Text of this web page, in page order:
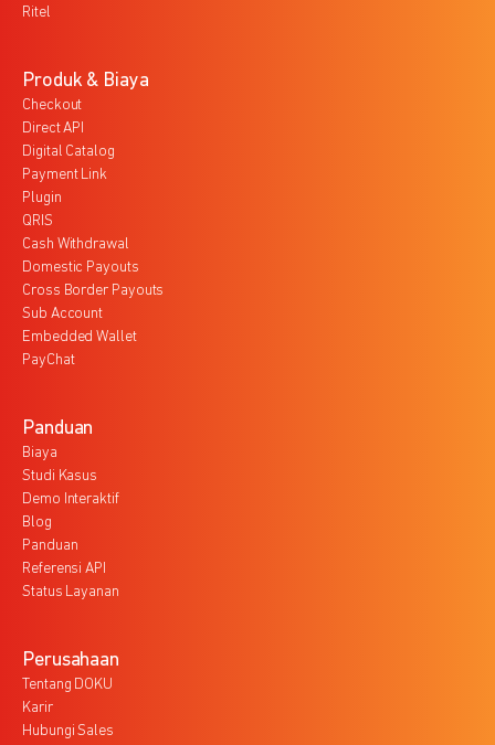
Ritel
Produk & Biaya
Checkout
Direct API
Digital Catalog
Payment Link
Plugin
QRIS
Cash Withdrawal
Domestic Payouts
Cross Border Payouts
Sub Account
Embedded Wallet
PayChat
Panduan
Biaya
Studi Kasus
Demo Interaktif
Blog
Panduan
Referensi API
Status Layanan
Perusahaan
Tentang DOKU
Karir
Hubungi Sales